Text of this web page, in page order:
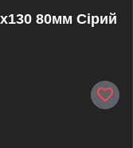
80мм Сірий